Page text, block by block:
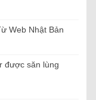
Web Nhật Bản
được săn lùng